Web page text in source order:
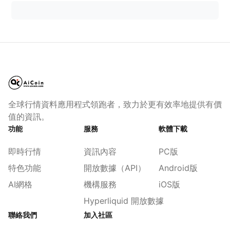
全球行情資料應用程式領跑者，致力於更有效率地提供有價
值的資訊。
功能
即時行情
特色功能
AI網格
服務
資訊內容
開放數據（API）
機構服務
Hyperliquid 開放數據
軟體下載
PC版
Android版
iOS版
聯絡我們 加入社區